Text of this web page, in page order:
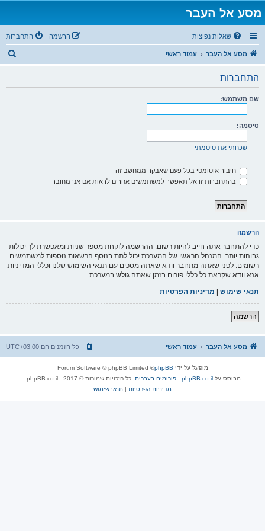
מסע אל העבר
שאלות נפוצות התחברות הרשמה
מסע אל העבר עמוד ראשי
התחברות
שם משתמש:
סיסמה:
שכחתי את סיסמתי
חיבור אוטומטי בכל פעם שאבקר ממחשב זה
בהתחברות זו אל תאפשר למשתמשים אחרים לראות אם אני מחובר
הרשמה
כדי להתחבר אתה חייב להיות רשום. ההרשמה לוקחת מספר שניות ומאפשרת לך יכולות
גבוהות יותר. המנהל הראשי של המערכת יכול לתת בנוסף הרשאות נוספות למשתמשים
רשומים. לפני שאתה מתחבר וודא שאתה מסכים עם תנאי השימוש שלנו וכללי המדיניות.
אנא וודא שקראת כל כללי פורום בזמן שאתה גולש במערכת.
תנאי שימוש | מדיניות הפרטיות
הרשמה
מסע אל העבר עמוד ראשי כל הזמנים הם UTC+03:00
מופעל על ידי phpBB
® Forum Software © phpBB Limited
מבוסס עלphpBB.co.il - פורומים בעברית
. כל הזכויות שמורות © 2017 - phpBB.co.il.
מדיניות הפרטיות | תנאי שימוש